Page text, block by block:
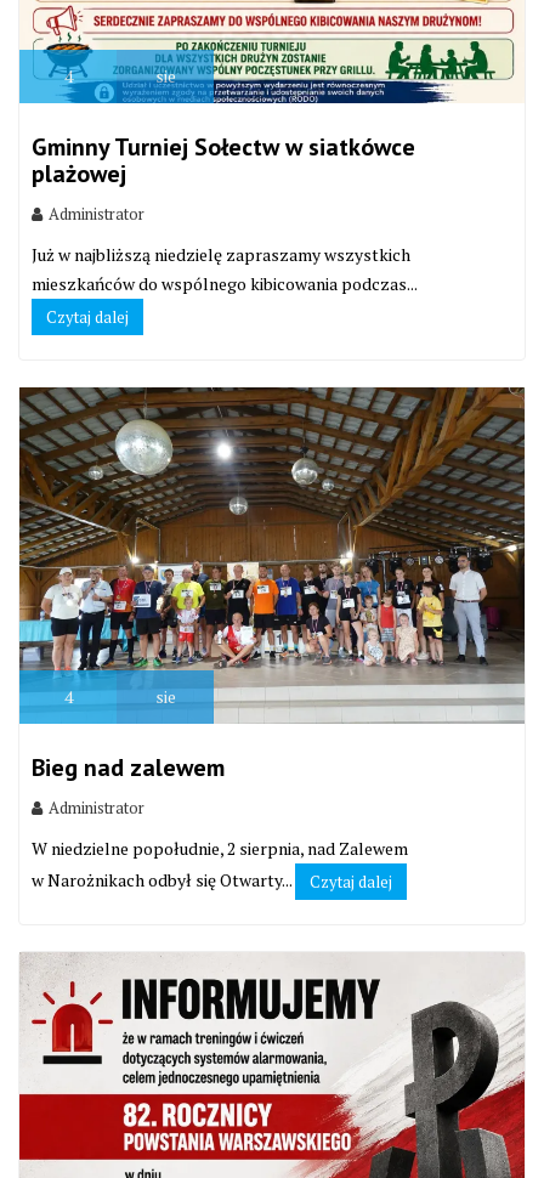
4 sie
Gminny Turniej Sołectw w siatkówce
plażowej
Administrator
Już w najbliższą niedzielę zapraszamy wszystkich
mieszkańców do wspólnego kibicowania podczas...
Czytaj dalej
4 sie
Bieg nad zalewem
Administrator
W niedzielne popołudnie, 2 sierpnia, nad Zalewem
w Narożnikach odbył się Otwarty...
Czytaj dalej